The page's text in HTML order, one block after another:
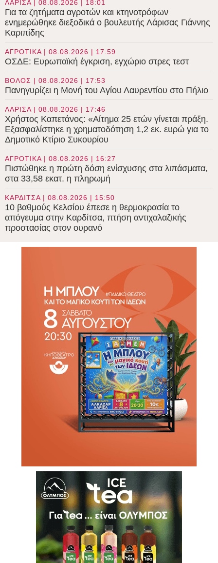
ΛΑΡΙΣΑ | 08.08.2026 | 18:01
Για τα ζητήματα αγροτών και κτηνοτρόφων
ενημερώθηκε διεξοδικά ο βουλευτής Λάρισας Γιάννης
Καριπίδης
ΑΓΡΟΤΙΚΑ | 08.08.2026 | 17:59
ΟΣΔΕ: Ευρωπαϊκή έγκριση, εγχώριο στρες τεστ
ΒΟΛΟΣ | 08.08.2026 | 17:53
Πανηγυρίζει η Μονή του Αγίου Λαυρεντίου στο Πήλιο
ΛΑΡΙΣΑ | 08.08.2026 | 17:46
Χρήστος Καπετάνος: «Αίτημα 25 ετών γίνεται πράξη.
Εξασφαλίστηκε η χρηματοδότηση 1,2 εκ. ευρώ για το
Δημοτικό Κτίριο Συκουρίου
ΑΓΡΟΤΙΚΑ | 08.08.2026 | 16:27
Πιστώθηκε η πρώτη δόση ενίσχυσης στα λιπάσματα,
στα 33,58 εκατ. η πληρωμή
ΚΑΡΔΙΤΣΑ | 08.08.2026 | 15:50
10 βαθμούς Κελσίου έπεσε η θερμοκρασία το
απόγευμα στην Καρδίτσα, πτήση αντιχαλαζικής
προστασίας στον ουρανό